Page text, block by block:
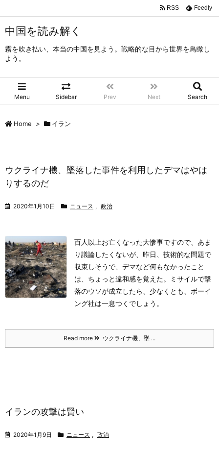
中国を読み解く
霧を吹き払い、本当の中国を見よう。戦略的な目から世界を鳥瞰し
よう。
Menu Sidebar Prev Next Search
RSS Feedly
Home > イラン
ウクライナ機、墜落した事件を利用したデマはやは
りするのだ
2020年1月10日 ニュース , 政治
百人以上お亡くなった大惨事ですので、あま
り議論したくないが、昨日、技術的な問題で
収束しそうで、デマなど何もなかったこと
は、ちょっと違和感を覚えた。ミサイルで撃
落のウソが成立したら、少なくとも、ボーイ
ング社は一息つくでしょう。
Read more ウクライナ機、墜 ...
イランの攻撃は賢い
2020年1月9日 ニュース , 政治